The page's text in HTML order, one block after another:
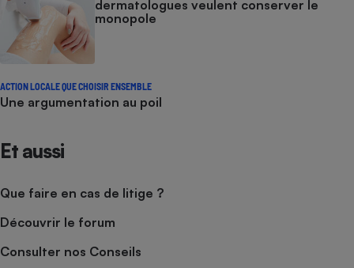
dermatologues veulent conserver le
monopole
ACTION LOCALE QUE CHOISIR ENSEMBLE
Une argumentation au poil
Et aussi
Que faire en cas de litige ?
Découvrir le forum
Consulter nos Conseils